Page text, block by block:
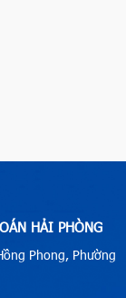
HẢI PHÒNG
Phong, Phường